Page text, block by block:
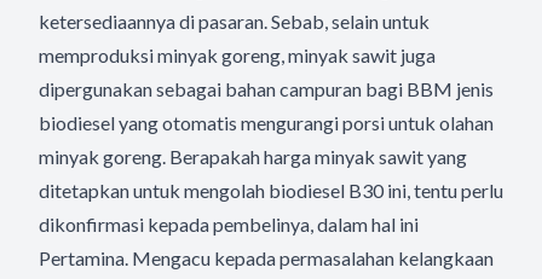
ketersediaannya di pasaran. Sebab, selain untuk
memproduksi minyak goreng, minyak sawit juga
dipergunakan sebagai bahan campuran bagi BBM jenis
biodiesel yang otomatis mengurangi porsi untuk olahan
minyak goreng. Berapakah harga minyak sawit yang
ditetapkan untuk mengolah biodiesel B30 ini, tentu perlu
dikonfirmasi kepada pembelinya, dalam hal ini
Pertamina. Mengacu kepada permasalahan kelangkaan